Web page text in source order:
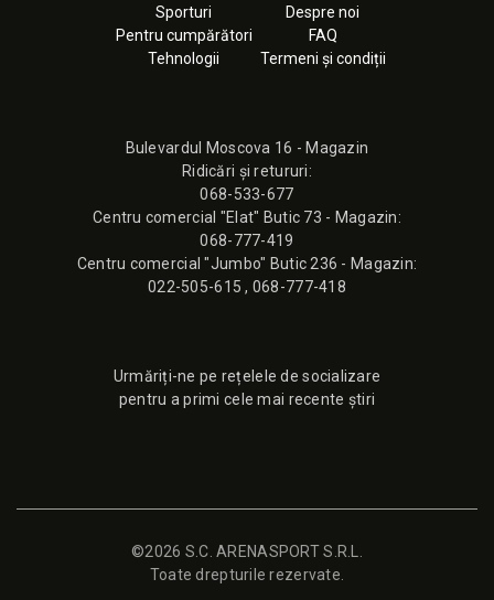
Sporturi
Pentru cumpărători
Tehnologii
Despre noi
FAQ
Termeni și condiții
Bulevardul Moscova 16 - Magazin
Ridicări și retururi:
068-533-677
Сentru comercial "Elat" Butic 73 - Magazin:
068-777-419
Сentru comercial "Jumbo" Butic 236 - Magazin:
022-505-615, 068-777-418
Urmăriți-ne pe rețelele de socializare
pentru a primi cele mai recente știri
©2026 S.C. ARENASPORT S.R.L.
Toate drepturile rezervate.